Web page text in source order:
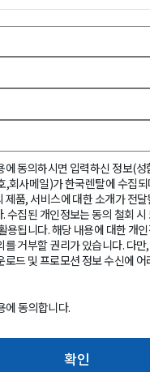
에 동의하시면 입력하신 정보(성
,회사메일)가 한국렌탈에 수집
제품, 서비스에 대한 소개가 전
수집된 개인정보는 동의 철회 시
용됩니다. 해당 내용에 대한 개
를 거부할 권리가 있습니다. 다
로드 및 프로모션 정보 수신에
에 동의합니다.
확인